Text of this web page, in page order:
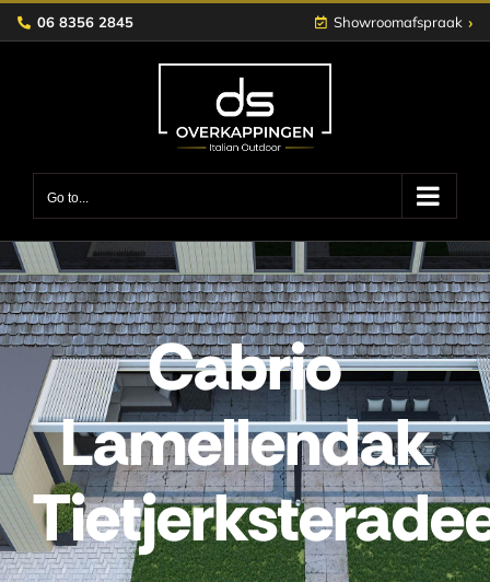
Skip
to
06 8356 2845 Showroomafspraak ›
Go to...
Cabrio
Lamellendak